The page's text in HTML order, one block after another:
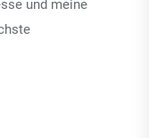
und meine